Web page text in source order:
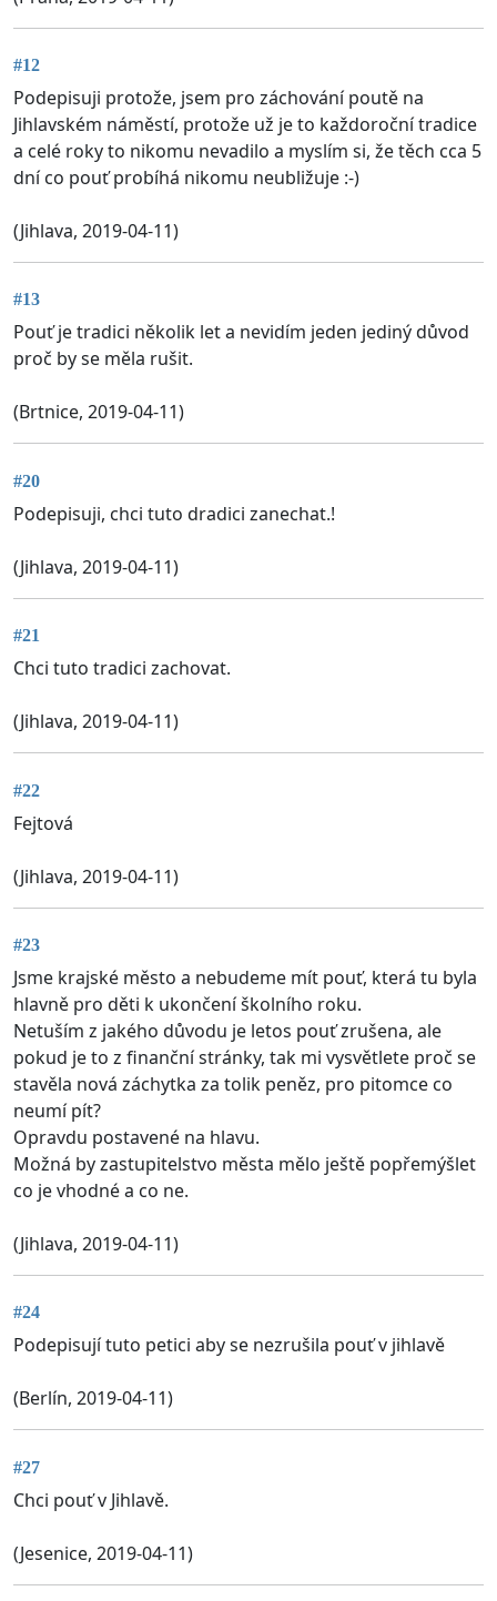
#12
Podepisuji protože, jsem pro záchování poutě na
Jihlavském náměstí, protože už je to každoroční tradice
a celé roky to nikomu nevadilo a myslím si, že těch cca 5
dní co pouť probíhá nikomu neubližuje :-)
(Jihlava, 2019-04-11)
#13
Pouť je tradici několik let a nevidím jeden jediný důvod
proč by se měla rušit.
(Brtnice, 2019-04-11)
#20
Podepisuji, chci tuto dradici zanechat.!
(Jihlava, 2019-04-11)
#21
Chci tuto tradici zachovat.
(Jihlava, 2019-04-11)
#22
Fejtová
(Jihlava, 2019-04-11)
#23
Jsme krajské město a nebudeme mít pouť, která tu byla
hlavně pro děti k ukončení školního roku.
Netuším z jakého důvodu je letos pouť zrušena, ale
pokud je to z finanční stránky, tak mi vysvětlete proč se
stavěla nová záchytka za tolik peněz, pro pitomce co
neumí pít?
Opravdu postavené na hlavu.
Možná by zastupitelstvo města mělo ještě popřemýšlet
co je vhodné a co ne.
(Jihlava, 2019-04-11)
#24
Podepisují tuto petici aby se nezrušila pouť v jihlavě
(Berlín, 2019-04-11)
#27
Chci pouť v Jihlavě.
(Jesenice, 2019-04-11)